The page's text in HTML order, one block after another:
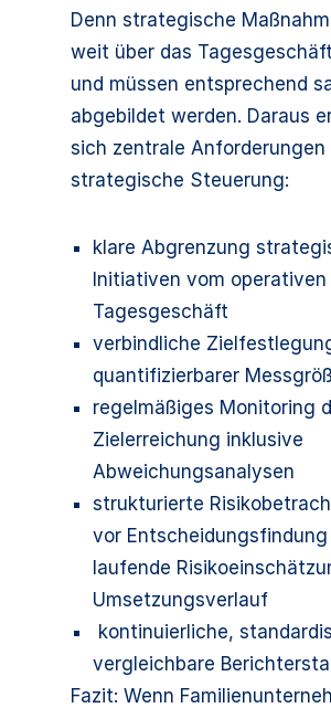
Denn strategische
weit über das
und müssen entsprechend
abgebildet werden. Daraus
sich zentrale Anforderungen
strategische Steuerung:
klare Abgrenzung
Initiativen vom operativen
Tagesgeschäft
verbindliche
quantifizierbarer
regelmäßiges Monitoring
Zielerreichung inklusive
Abweichungsanalysen
strukturierte
vor
laufende
Umsetzungsverlauf
kontinuierliche,
vergleichbare
Fazit: Wenn